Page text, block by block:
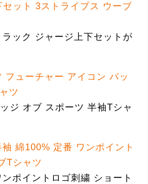
ット 3ストライプス ウーブ
ック ジャージ上下セットが
ューチャー アイコン バッ
ツ
ジ オブ スポーツ 半袖Tシャ
綿100% 定番 ワンポイント
Tシャツ
ポイントロゴ刺繍 ショート